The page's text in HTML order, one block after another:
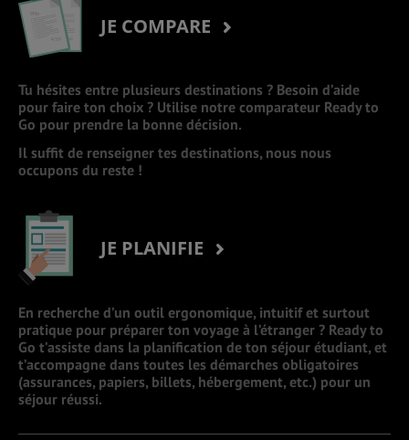
JE COMPARE
Tu hésites entre plusieurs destinations ? Besoin d’aide
pour faire ton choix ? Utilise notre comparateur Ready to
Go pour prendre la bonne décision.
Il suffit de renseigner tes destinations, nous nous
occupons du reste !
JE PLANIFIE
En recherche d’un outil ergonomique, intuitif et surtout
pratique pour préparer ton voyage à l’étranger ? Ready to
Go t’assiste dans la planification de ton séjour étudiant, et
t’accompagne dans toutes les démarches obligatoires
(assurances, papiers, billets, hébergement, etc.) pour un
séjour réussi.